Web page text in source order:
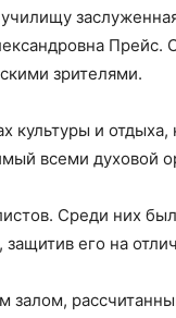
Прейс.
зрителями.
культуры и отдыха,
всеми духовой
Среди них
его на
залом,